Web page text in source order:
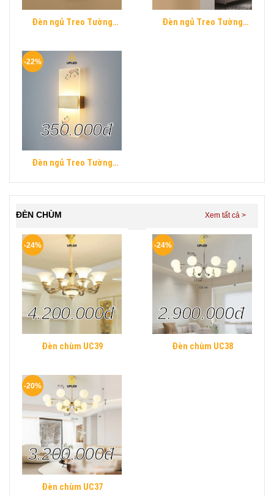
Đèn ngủ Treo Tường
ngủ hình khối chữ nhật
Hiện Đại
Đèn ngủ Treo Tường
Đèn ngủ Treo Tường
350.000đ
-22%
ĐÈN CHÙM
Đèn chùm UC39
4.200.000đ
-24%
Đèn chùm UC38
2.900.000đ
-24%
Đèn chùm UC37
3.200.000đ
-20%